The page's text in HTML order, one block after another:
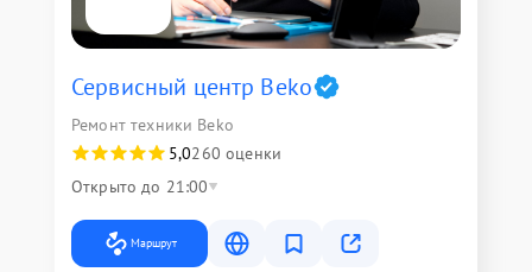
Сервисный центр Beko
Ремонт техники Beko
5,0260 оценки
Открыто до 21:00
Маршрут